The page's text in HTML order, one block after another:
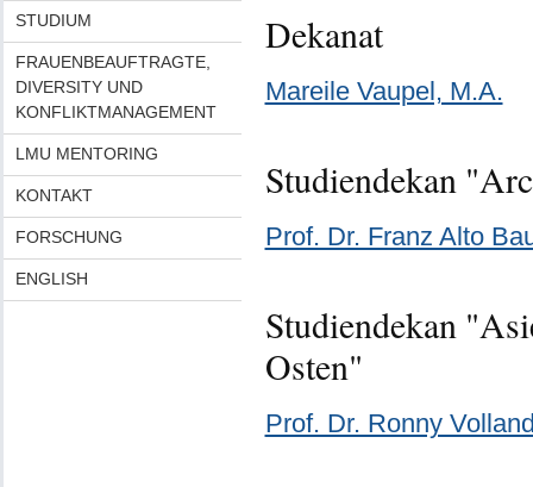
STUDIUM
FRAUENBEAUFTRAGTE,
DIVERSITY UND
KONFLIKTMANAGEMENT
LMU MENTORING
KONTAKT
FORSCHUNG
ENGLISH
Dekanat
Mareile Vaupel, M.A.
Studiendekan
Prof. Dr. Franz Alto
Studiendekan
Osten"
Prof. Dr. Ronny